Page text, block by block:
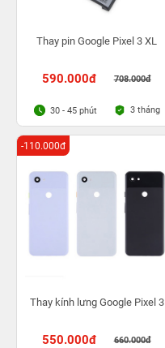
Thay pin Google Pixel 3 XL
590.000đ 708.000đ
30 - 45 phút 3 tháng
Thay kính lưng Google Pixel 3
550.000đ 660.000đ
-110.000đ